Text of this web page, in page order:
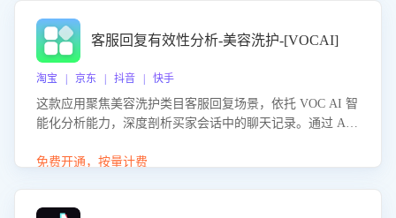
客服回复有效性分析-美容洗护-[VOCAI]
淘宝 | 京东 | 抖音 | 快手
这款应用聚焦美容洗护类目客服回复场景，依托 VOC AI 智
能化分析能力，深度剖析买家会话中的聊天记录。通过 AI
答的有效性与完整性，输出针对性改进策略，助力商家快速
免费开通，按量计费